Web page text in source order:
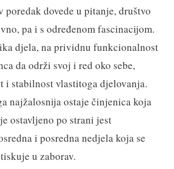
poredak dovede u pitanje, društvo
pa i s određenom fascinacijom.
djela, na prividnu funkcionalnost
da održi svoj i red oko sebe,
i stabilnost vlastitoga djelovanja.
najžalosnija ostaje činjenica koja
ostavljeno po strani jest
i posredna nedjela koja se
u zaborav.